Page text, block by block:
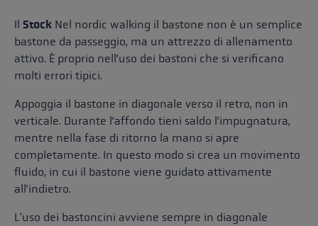
Il Stock Nel nordic walking il bastone non è un semplice
bastone da passeggio, ma un attrezzo di allenamento
attivo. È proprio nell’uso dei bastoni che si verificano
molti errori tipici.
Appoggia il bastone in diagonale verso il retro, non in
verticale. Durante l’affondo tieni saldo l’impugnatura,
mentre nella fase di ritorno la mano si apre
completamente. In questo modo si crea un movimento
fluido, in cui il bastone viene guidato attivamente
all’indietro.
L'uso dei bastoncini avviene sempre in diagonale